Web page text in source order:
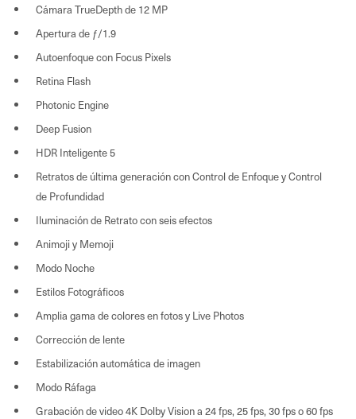
Cámara TrueDepth de 12 MP
Apertura de ƒ/1.9
Autoenfoque con Focus Pixels
Retina Flash
Photonic Engine
Deep Fusion
HDR Inteligente 5
Retratos de última generación con Control de Enfoque y Control
de Profundidad
Iluminación de Retrato con seis efectos
Animoji y Memoji
Modo Noche
Estilos Fotográficos
Amplia gama de colores en fotos y Live Photos
Corrección de lente
Estabilización automática de imagen
Modo Ráfaga
Grabación de video 4K Dolby Vision a 24 fps, 25 fps, 30 fps o 60 fps